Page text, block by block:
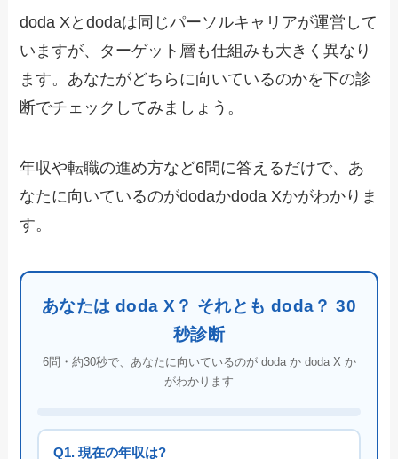
doda Xとdodaは同じパーソルキャリアが運営して
いますが、ターゲット層も仕組みも大きく異なり
ます。あなたがどちらに向いているのかを下の診
断でチェックしてみましょう。
年収や転職の進め方など6問に答えるだけで、あ
なたに向いているのがdodaかdoda Xかがわかりま
す。
あなたは doda X？ それとも doda？ 30
秒診断
6問・約30秒で、あなたに向いているのが doda か doda X か
がわかります
Q1. 現在の年収は?